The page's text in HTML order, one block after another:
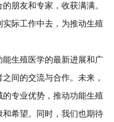
朋友和专家，收获满满。
际工作中去，为推动生殖
生殖医学的最新进展和广
间的交流与合作。未来，
专业优势，推动功能生殖
希望。同时，我们也期待